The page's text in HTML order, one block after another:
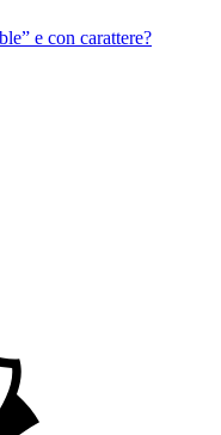
e con carattere?